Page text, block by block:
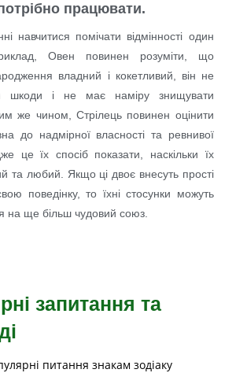
працювати.
навчитися помічати відмінності один
Овен повинен розуміти, що
владний і кокетливий, він не
шкоди і не має наміру знищувати
же чином, Стрілець повинен оцінити
до надмірної власності та ревнивої
це їх спосіб показати, наскільки їх
та любий. Якщо ці двоє внесуть прості
поведінку, то їхні стосунки можуть
на ще більш чудовий союз.
запитання та